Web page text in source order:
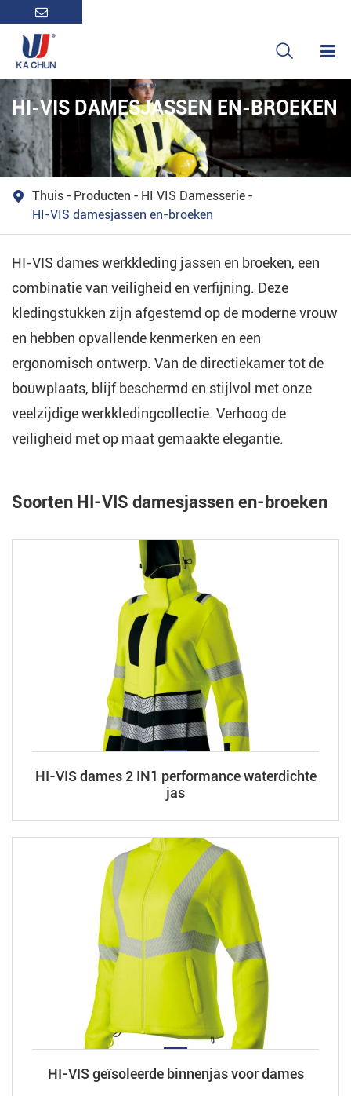

HI-VIS DAMESJASSEN EN-BROEKEN
 Thuis Producten
HI VIS Damesserie
HI-VIS damesjassen en-broeken
HI-VIS dames werkkleding jassen en broeken, een
combinatie van veiligheid en verfijning. Deze
kledingstukken zijn afgestemd op de moderne vrouw
en hebben opvallende kenmerken en een
ergonomisch ontwerp. Van de directiekamer tot de
bouwplaats, blijf beschermd en stijlvol met onze
veelzijdige werkkledingcollectie. Verhoog de
veiligheid met op maat gemaakte elegantie.
Soorten HI-VIS damesjassen en-broeken
HI-VIS dames 2 IN1 performance waterdichte
jas
HI-VIS geïsoleerde binnenjas voor dames